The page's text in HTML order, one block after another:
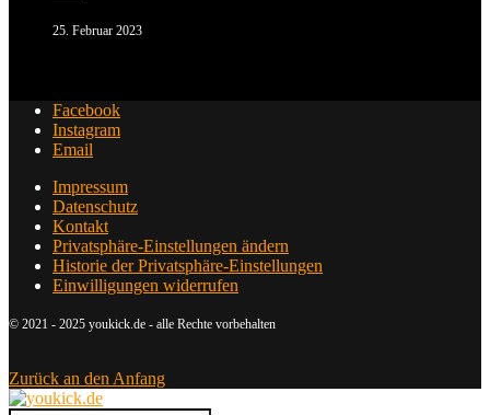
25. Februar 2023
Facebook
Instagram
Email
Impressum
Datenschutz
Kontakt
Privatsphäre-Einstellungen ändern
Historie der Privatsphäre-Einstellungen
Einwilligungen widerrufen
© 2021 - 2025 youkick.de - alle Rechte vorbehalten
Zurück an den Anfang